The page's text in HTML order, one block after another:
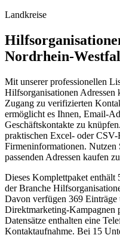
Landkreise
Nordrhein-
Mit unserer professionellen
Hilfsorganisationen Adressen
Zugang zu verifizierten
ermöglicht es Ihnen, Email-
Geschäftskontakte zu
praktischen Excel- oder
Firmeninformationen. Nutzen
passenden Adressen kaufen
Dieses Komplettpaket enthält
der Branche
Davon verfügen 369
Direktmarketing-Kampagnen
Datensätze enthalten eine
Kontaktaufnahme. Bei 15